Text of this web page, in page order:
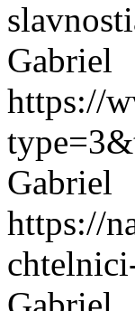
https://
https://